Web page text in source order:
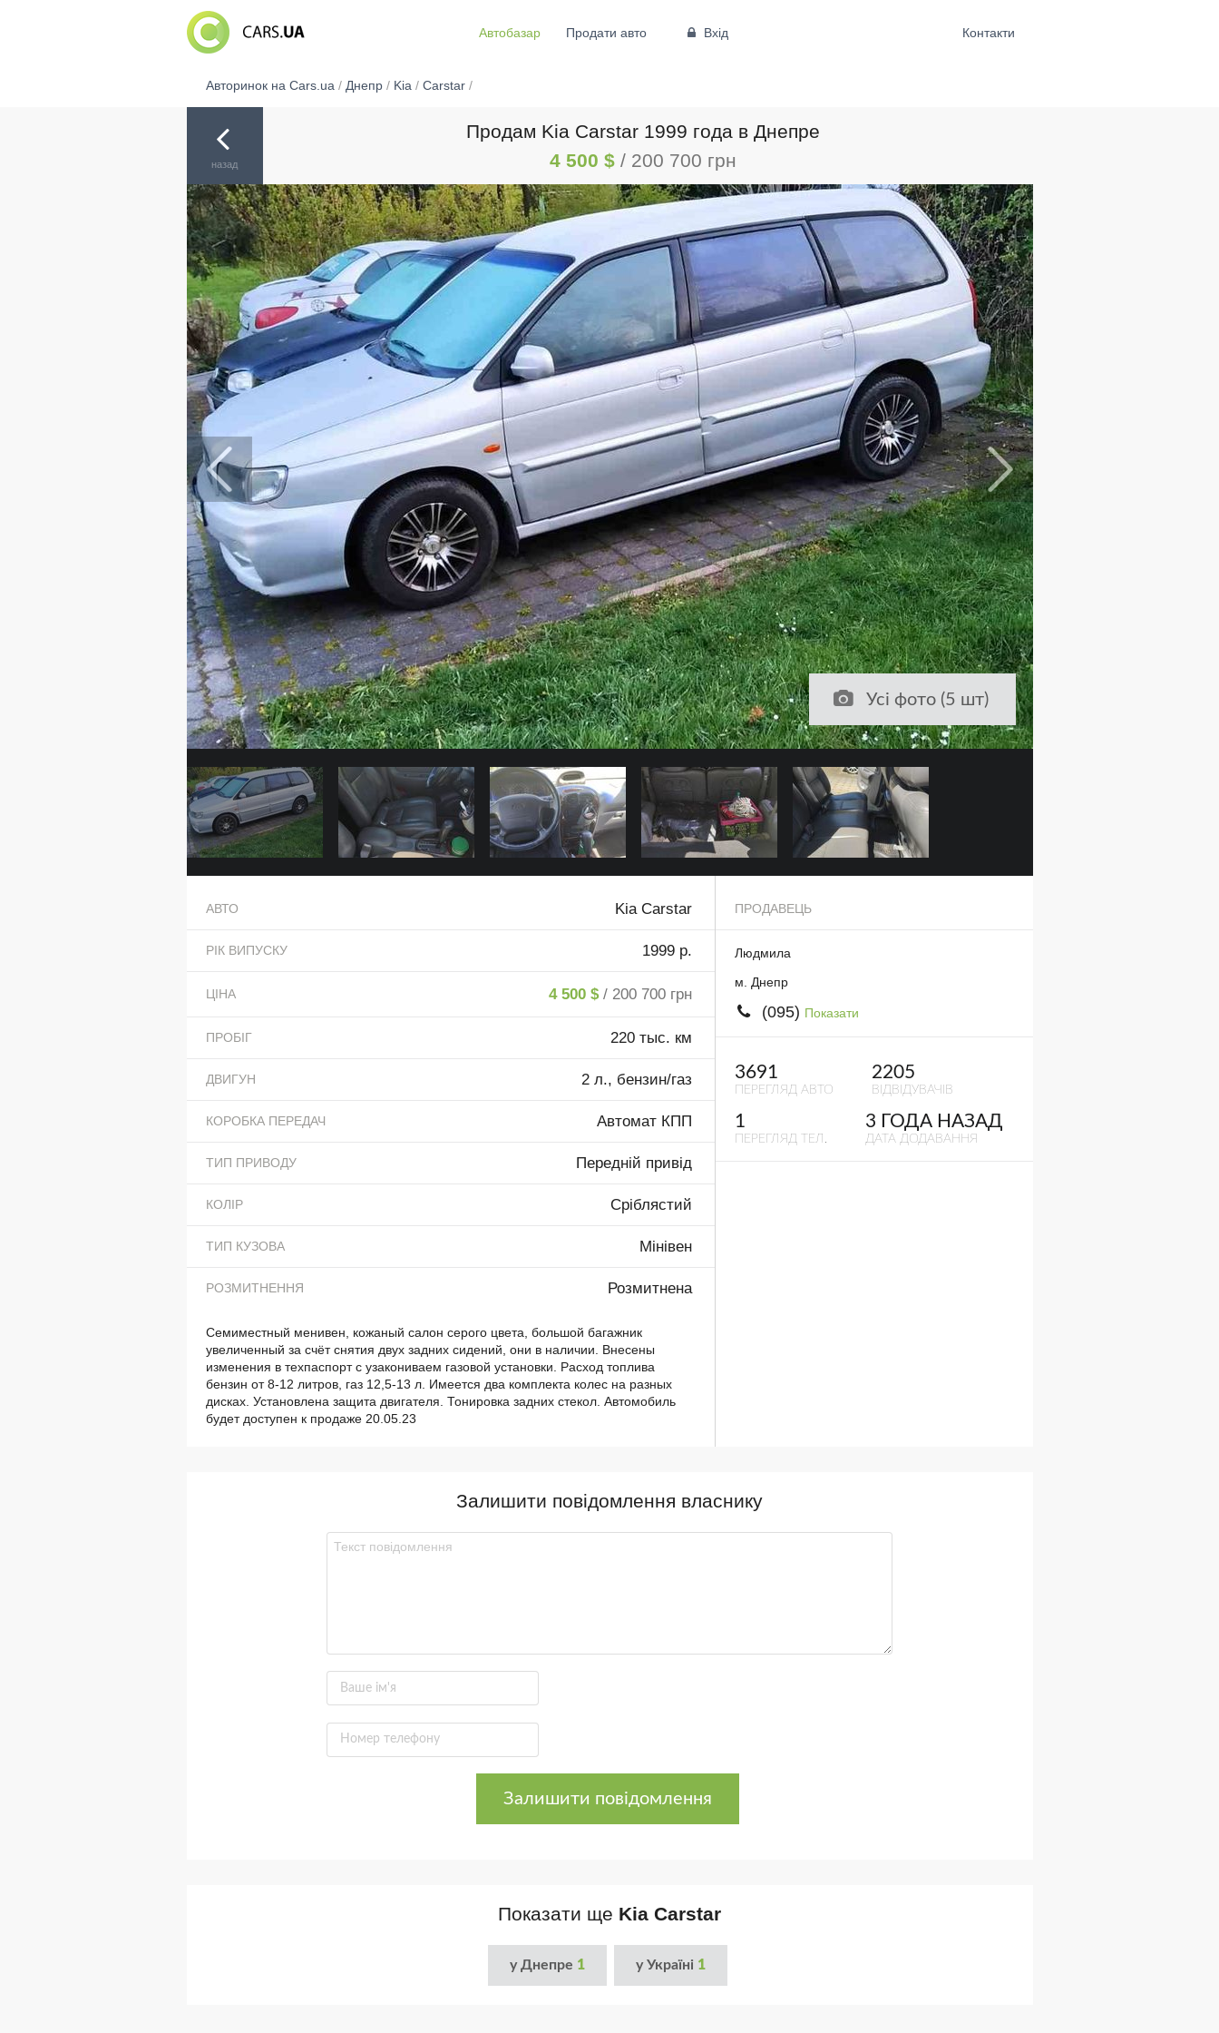
Автобазар Продати авто Вхід Контакти
Авторинок на Cars.ua / Днепр/ Kia / Carstar/
назад
Продам Kia Carstar 1999 года в Днепре
4 500 $ / 200 700 грн
Усі фото (5 шт)
АВТО Kia Carstar
РІК ВИПУСКУ 1999 р.
ЦІНА 4 500 $ / 200 700 грн
ПРОБІГ 220 тыс. км
ДВИГУН 2 л., бензин/газ
КОРОБКА ПЕРЕДАЧ Автомат КПП
ТИП ПРИВОДУ Передній привід
КОЛІР Сріблястий
ТИП КУЗОВА Мінівен
РОЗМИТНЕННЯ Розмитнена
Семиместный менивен, кожаный салон серого цвета, большой багажник
увеличенный за счёт снятия двух задних сидений, они в наличии. Внесены
изменения в техпаспорт с узакониваем газовой установки. Расход топлива
бензин от 8-12 литров, газ 12,5-13 л. Имеется два комплекта колес на разных
дисках. Установлена защита двигателя. Тонировка задних стекол. Автомобиль
будет доступен к продаже 20.05.23
ПРОДАВЕЦЬ
Людмила
м. Днепр
(095) Показати
3691
ПЕРЕГЛЯД АВТО
2205
ВІДВІДУВАЧІВ
1
ПЕРЕГЛЯД ТЕЛ.
3 ГОДА НАЗАД
ДАТА ДОДАВАННЯ
Залишити повідомлення власнику
Залишити повідомлення
Показати ще Kia Carstar
у Днепре 1 у Україні 1